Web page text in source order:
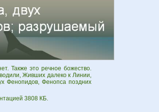
Также это речное божество.
Живших далеко к Линии,
Фенопидов, Фенопса поздних
3808 КБ.